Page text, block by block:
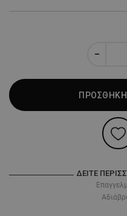
ΠΡΟΣΘΗΚΗ
ΔΕΊΤΕ